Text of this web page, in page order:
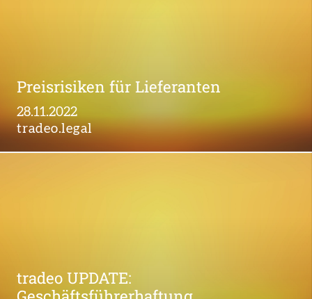
Preisrisiken für Lieferanten
28.11.2022
tradeo.legal
tradeo UPDATE: